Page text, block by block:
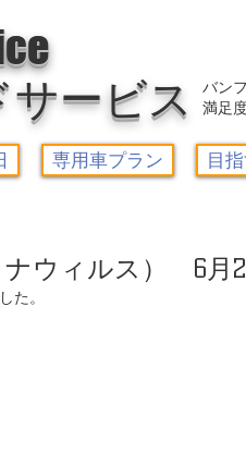
ービス
バン
満足
専用車プラン 目
ナウィルス） 6
た。